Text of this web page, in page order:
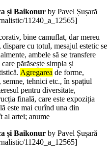
și Baikonur by Pavel Șușară
11240_a_12565]
bine camuflat, dar mereu
cu totul, mesajul estetic se
ambele să se transfere
părăsește simpla și
Agregarea de forme,
tehnici etc., în spațiul
pentru diversitate,
finală, care este expoziția
este mai curînd una din
al artei; anume
și Baikonur by Pavel Șușară
11240_a_12565]